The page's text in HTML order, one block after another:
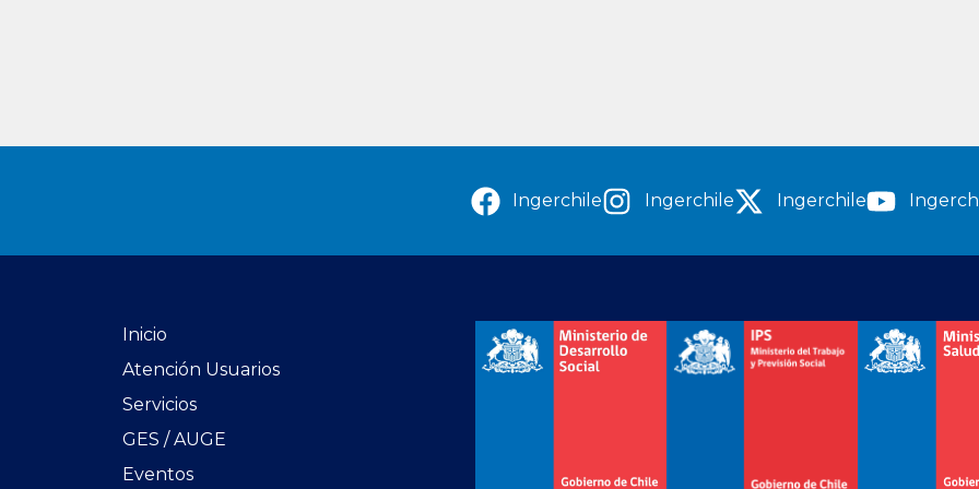
Ingerchile Ingerchile Ingerchile
Inicio
Atención Usuarios
Servicios
GES / AUGE
Eventos